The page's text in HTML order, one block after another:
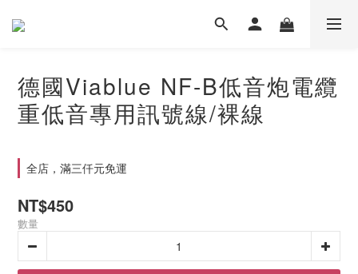
德國Viablue NF-B低音炮電纜
重低音專用訊號線/裸線
全店，滿三仟元免運
NT$450
數量